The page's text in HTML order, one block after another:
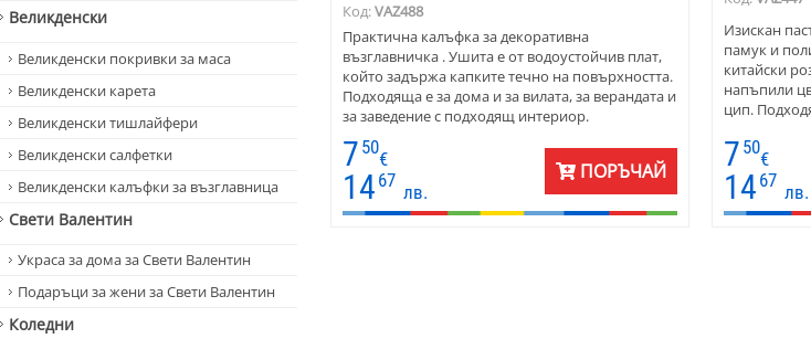
Великденски
Великденски покривки за маса
Великденски карета
Великденски тишлайфери
Великденски салфетки
Великденски калъфки за възглавница
Свети Валентин
Украса за дома за Свети Валентин
Подаръци за жени за Свети Валентин
Коледни
Код:VAZ488
Практична калъфка за декоративна
възглавничка . Ушита е от водоустойчив плат,
който задържа капките течно на повърхността.
Подходяща е за дома и за вилата, за верандата и
за заведение с подходящ интериор.
Декоративната калъфка е в пастелни цветове, в
които има леки по-ярки акценти за настроение.
Съчетайте с керемидена или зелена покривка и
едноцветни калъфки наоколо.
7 50
€
14 67
лв.
ПОРЪЧАЙ
Изискан
памук и
китайски
напъпили
цип.
тишлайфери
7 50
€
14 67
лв.